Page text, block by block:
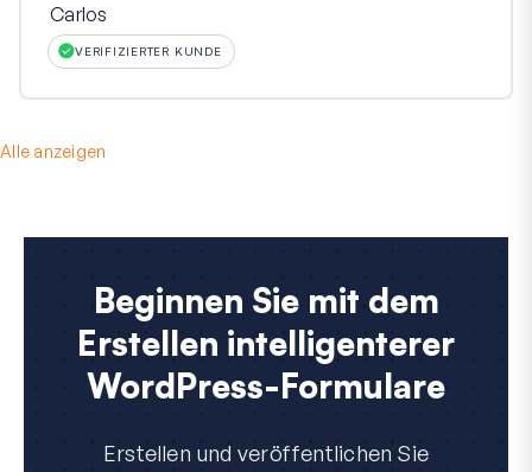
Carlos
VERIFIZIERTER KUNDE
Alle anzeigen
Beginnen Sie mit dem
Erstellen intelligenterer
WordPress-Formulare
Erstellen und veröffentlichen Sie